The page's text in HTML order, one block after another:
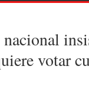
votar